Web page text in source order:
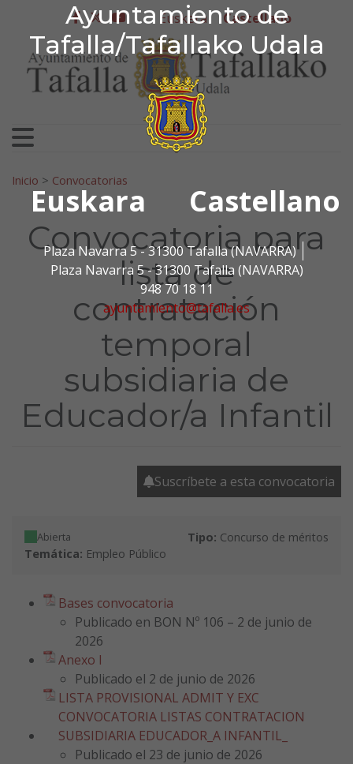
Ayuntamiento de
Tafalla/Tafallako Udala
Euskara Castellano
Plaza Navarra 5 - 31300 Tafalla (NAVARRA)
Plaza Navarra 5 - 31300 Tafalla (NAVARRA)
948 70 18 11
ayuntamiento@tafalla.es
Ir al contenido
Ayuntamiento de
facebook
twitter
youtube
Euskera Castellano
Search for:
Inicio > Convocatorias
Convocatoria para
lista de
contratación
temporal
subsidiaria de
Educador/a Infantil
Suscríbete a esta convocatoria
Abierta Tipo: Concurso de méritos
Temática: Empleo Público
Bases convocatoria
Publicado en BON Nº 106 – 2 de junio de
2026
Anexo I
Publicado el 2 de junio de 2026
LISTA PROVISIONAL ADMIT Y EXC
CONVOCATORIA LISTAS CONTRATACION
SUBSIDIARIA EDUCADOR_A INFANTIL_
Publicado el 23 de junio de 2026